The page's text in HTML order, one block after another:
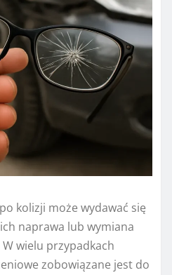
kolizji może wydawać się
naprawa lub wymiana
wielu przypadkach
zobowiązane jest do